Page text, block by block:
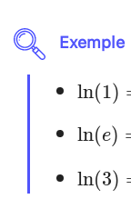
Exemple
[0.2cm]
ln(1)
ln(e)
ln(3)